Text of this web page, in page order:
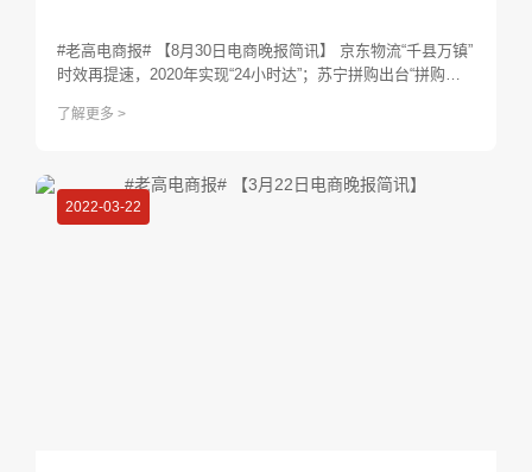
#老高电商报# 【8月30日电商晚报简讯】 京东物流“千县万镇”
时效再提速，2020年实现“24小时达”；苏宁拼购出台“拼购村”
美参议员致信亚马逊希望移除其网站上不安全商品；马云最后
了解更多 >
2022-03-22